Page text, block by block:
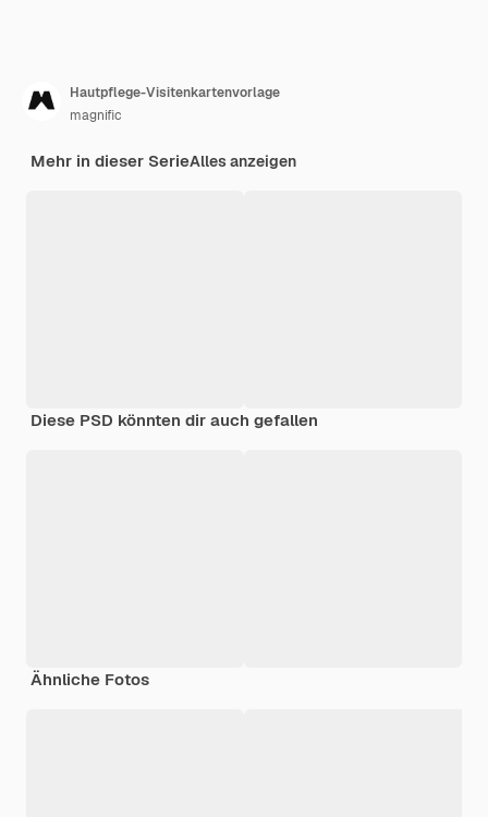
Hautpflege-Visitenkartenvorlage
magnific
Mehr in dieser SerieAlles anzeigen
Diese PSD könnten dir auch gefallen
Ähnliche Fotos